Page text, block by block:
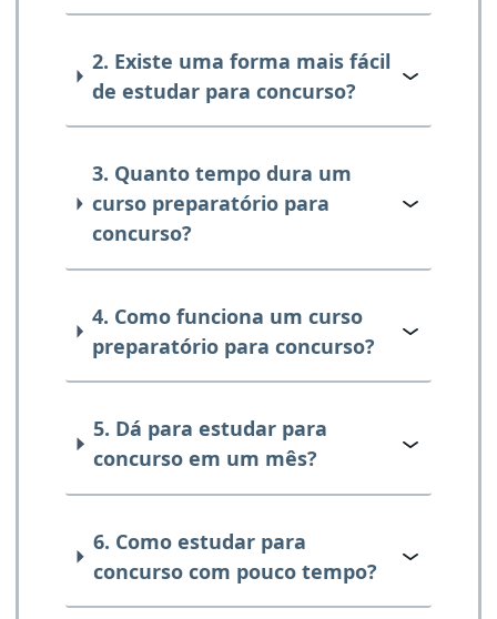
2. Existe uma forma mais fácil
de estudar para concurso?
3. Quanto tempo dura um
curso preparatório para
concurso?
4. Como funciona um curso
preparatório para concurso?
5. Dá para estudar para
concurso em um mês?
6. Como estudar para
concurso com pouco tempo?